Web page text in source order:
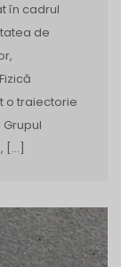
în cadrul
de
o traiectorie
[…]